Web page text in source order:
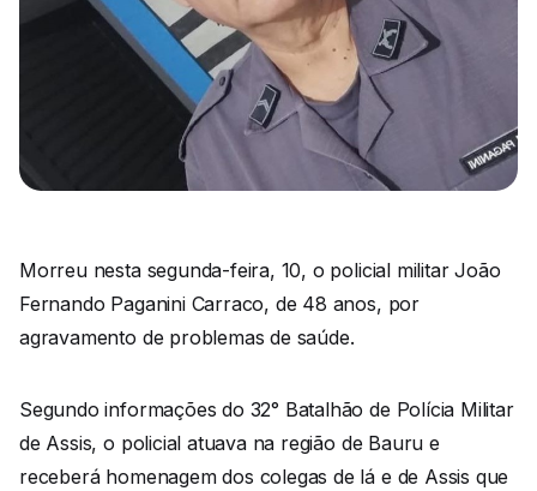
Morreu nesta segunda-feira, 10, o policial militar João
Fernando Paganini Carraco, de 48 anos, por
agravamento de problemas de saúde.
Segundo informações do 32° Batalhão de Polícia Militar
de Assis, o policial atuava na região de Bauru e
receberá homenagem dos colegas de lá e de Assis que